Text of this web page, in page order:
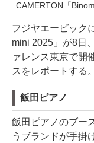
CAMERTON「
フジヤエービック
mini 2025」が8日
ァレンス東京で開
スをレポートする。
飯田ピアノ
飯田ピアノのブー
うブランドが手掛